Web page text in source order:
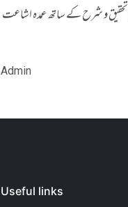
تحقیق و شرح کے ساتھ عمدہ اشاعت
Admin
Useful links